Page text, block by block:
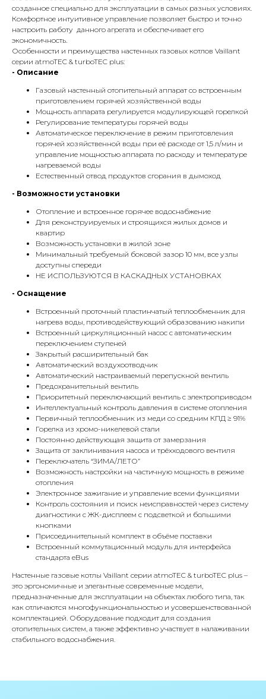
созданное специально для эксплуатации в самых разных условиях.
Комфортное интуитивное управление позволяет быстро и точно
настроить работу данного агрегата и обеспечивает его
экономичность.
Особенности и преимущества настенных газовых котлов Vaillant
серии atmoTEC & turboTEC plus:
- Описание
Газовый настенный отопительный аппарат со встроенным
приготовлением горячей хозяйственной воды
Мощность аппарата регулируется модулирующей горелкой
Регулирование температуры горячей воды
Автоматическое переключение в режим приготовления
горячей хозяйственной воды при её расходе от 1,5 л/мин и
управление мощностью аппарата по расходу и температуре
нагреваемой воды
Естественный отвод продуктов сгорания в дымоход
- Возможности установки
Отопление и встроенное горячее водоснабжение
Для реконструируемых и строящихся жилых домов и
квартир
Возможность установки в жилой зоне
Минимальный требуемый боковой зазор 10 мм, все узлы
доступны спереди
НЕ ИСПОЛЬЗУЮТСЯ В КАСКАДНЫХ УСТАНОВКАХ
- Оснащение
Встроенный проточный пластинчатый теплообменник для
нагрева воды, противодействующий образованию накипи
Встроенный циркуляционный насос с автоматическим
переключением ступеней
Закрытый расширительный бак
Автоматический воздухоотводчик
Автоматический настраиваемый перепускной вентиль
Предохранительный вентиль
Приоритетный переключающий вентиль с электроприводом
Интеллектуальный контроль давления в системе отопления
Первичный теплообменник из меди со средним КПД ≥ 91%
Горелка из хромо-никелевой стали
Постоянно действующая защита от замерзания
Защита от заклинивания насоса и трёхходового вентиля
Переключатель “ЗИМА/ЛЕТО”
Возможность настройки на частичную мощность в режиме
отопления
Электронное зажигание и управление всеми функциями
Контроль состояния и поиск неисправностей через систему
диагностики с ЖК-дисплеем с подсветкой и большими
кнопками
Присоединительный комплект в объёме поставки
Встроенный коммутационный модуль для интерфейса
стандарта eBus
Настенные газовые котлы Vaillant серии atmoTEC & turboTEC plus –
это эргономичные и элегантные современные модели,
предназначенные для эксплуатации на объектах любого типа, так
как отличаются многофункциональностью и усовершенствованной
комплектацией. Оборудование подходит для создания
отопительных систем, а также эффективно участвует в налаживании
стабильного водоснабжения.
Адрес
Г.Москва Волоколамское шоссе,
71/22к2
Пн-вс с 9:00 до 18:00
Телефон
8 495 233-79-79
Почта
iceicemarket@yandex.ru
8 985 233-79-79
КОНТАКТЫ